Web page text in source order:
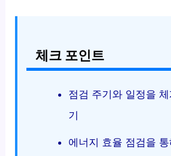
체크 포인트
점검 주기와 일정을
기
에너지 효율 점검을